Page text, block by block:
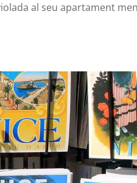
al seu apartament